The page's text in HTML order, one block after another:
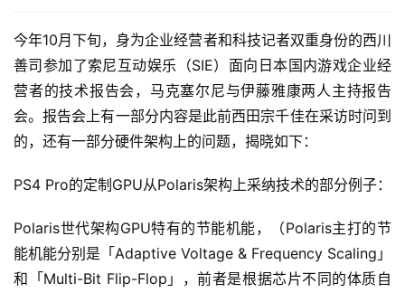
今年10月下旬，身为企业经营者和科技记者双重身份的西川
善司参加了索尼互动娱乐（SIE）面向日本国内游戏企业经
营者的技术报告会，马克塞尔尼与伊藤雅康两人主持报告
会。报告会上有一部分内容是此前西田宗千佳在采访时问到
的，还有一部分硬件架构上的问题，揭晓如下：
PS4 Pro的定制GPU从Polaris架构上采纳技术的部分例子：
Polaris世代架构GPU特有的节能机能，（Polaris主打的节
能机能分别是「Adaptive Voltage & Frequency Scaling」
和「Multi-Bit Flip-Flop」，前者是根据芯片不同的体质自